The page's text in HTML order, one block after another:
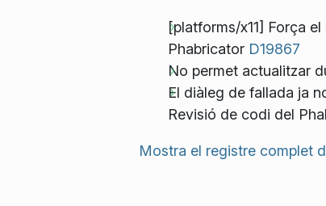
[platforms/x11] Força
Phabricator D19867
No permet actualitzar
El diàleg de fallada ja
Revisió de codi del
Mostra el registre complet